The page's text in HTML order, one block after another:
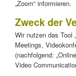
„Zoom“ informieren.
Zweck der
Wir nutzen das Tool
Meetings,
(nachfolgend:
Video